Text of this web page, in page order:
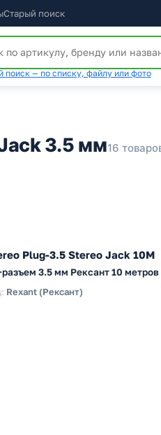
Старый поиск
поиск — по списку, файлу или фото
3.5 мм16
Plug-3.5 Stereo Jack 10М
3.5 мм Рексант 10 метров
Rexant (Рексант)